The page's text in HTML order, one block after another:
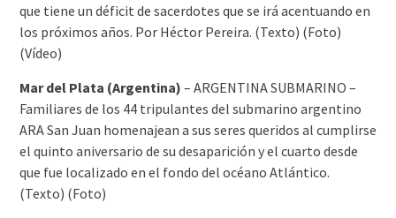
que tiene un déficit de sacerdotes que se irá acentuando en
los próximos años. Por Héctor Pereira. (Texto) (Foto)
(Vídeo)
Mar del Plata (Argentina) – ARGENTINA SUBMARINO –
Familiares de los 44 tripulantes del submarino argentino
ARA San Juan homenajean a sus seres queridos al cumplirse
el quinto aniversario de su desaparición y el cuarto desde
que fue localizado en el fondo del océano Atlántico.
(Texto) (Foto)